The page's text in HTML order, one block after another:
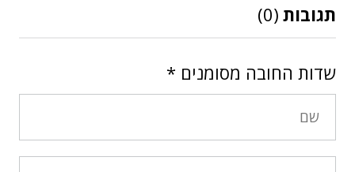
תגובות (0)
שדות החובה מסומנים *